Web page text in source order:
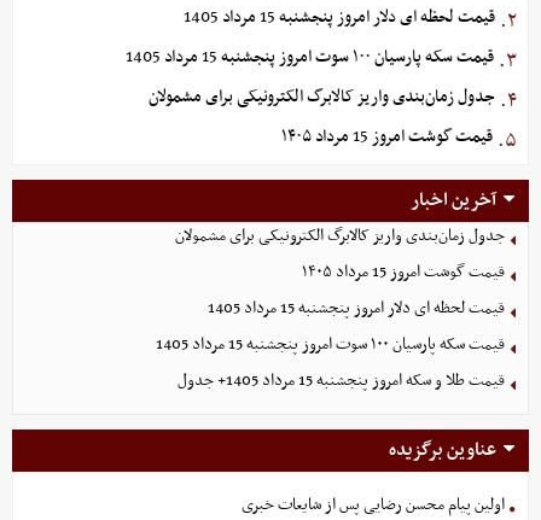
۲. قیمت لحظه ای دلار امروز پنجشنبه 15 مرداد 1405
۳. قیمت سکه پارسیان ۱۰۰ سوت امروز پنجشنبه 15 مرداد 1405
۴. جدول زمان‌بندی واریز کالابرگ الکترونیکی برای مشمولان
۵. قیمت گوشت امروز 15 مرداد ۱۴۰۵
آخرین اخبار
جدول زمان‌بندی واریز کالابرگ الکترونیکی برای مشمولان
قیمت گوشت امروز 15 مرداد ۱۴۰۵
قیمت لحظه ای دلار امروز پنجشنبه 15 مرداد 1405
قیمت سکه پارسیان ۱۰۰ سوت امروز پنجشنبه 15 مرداد 1405
قیمت طلا و سکه امروز پنجشنبه 15 مرداد 1405+ جدول
عناوین برگزیده
اولین پیام محسن رضایی پس از شایعات خبری